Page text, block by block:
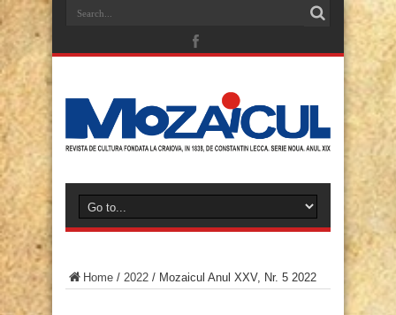
Home / 2022 / Mozaicul Anul XXV, Nr. 5 2022